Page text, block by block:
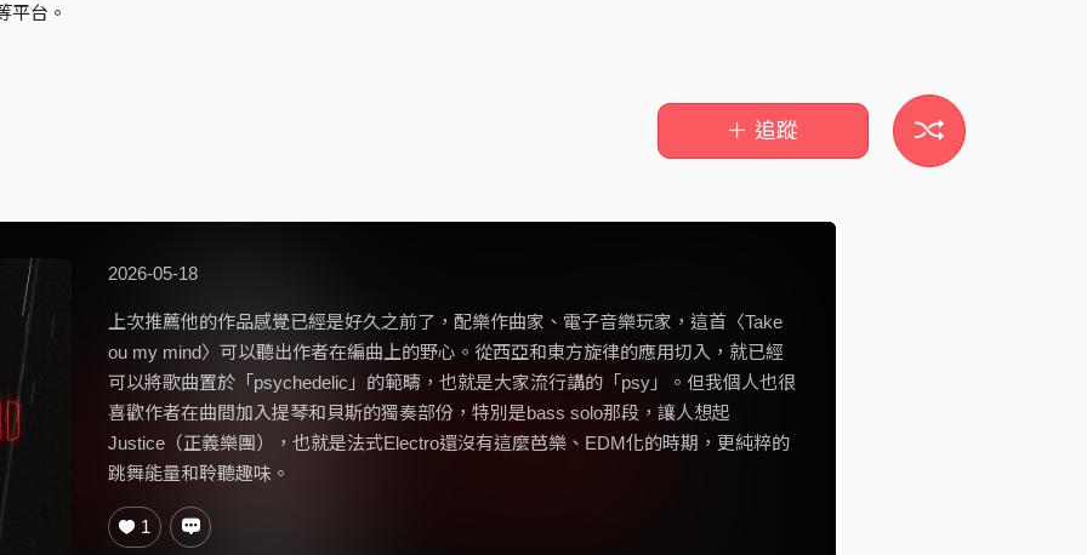
平台。
＋ 追蹤
2026-05-18
上次推薦他的作品感覺已經是好久之前了，配樂作曲家、電子音樂玩家，這首〈Take
ou my mind〉可以聽出作者在編曲上的野心。從西亞和東方旋律的應用切入，就已經
可以將歌曲置於「psychedelic」的範疇，也就是大家流行講的「psy」。但我個人也很
喜歡作者在曲間加入提琴和貝斯的獨奏部份，特別是bass solo那段，讓人想起
Justice（正義樂團），也就是法式Electro還沒有這麼芭樂、EDM化的時期，更純粹的
跳舞能量和聆聽趣味。
1